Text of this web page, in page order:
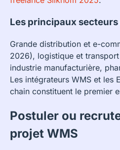
Les principaux
Grande distribution et e-
2026), logistique et
industrie manufacturière,
Les intégrateurs WMS et les
chain constituent le premier
Postuler ou
projet WMS